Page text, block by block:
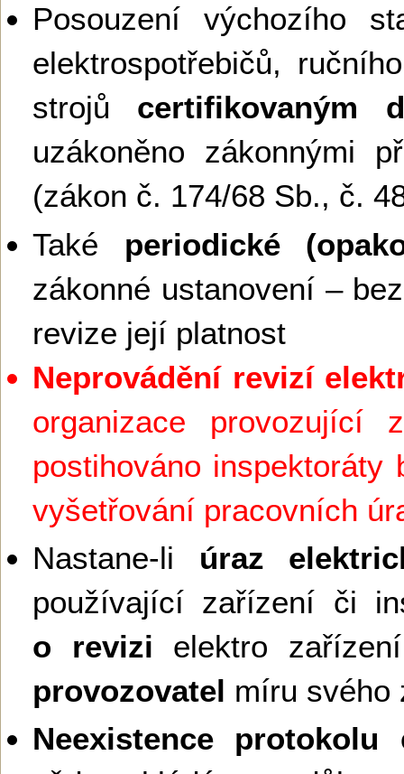
Posouzení výchozího
elektrospotřebičů,
strojů certifikovaným
uzákoněno zákonnými
(zákon č. 174/68 Sb., č.
Také periodické
zákonné ustanovení –
revize její platnost
Neprovádění revizí
organizace
postihováno
vyšetřování pracovních
Nastane-li úraz
používající zařízení či
o revizi elektro
provozovatel míru svého
Neexistence protokolu